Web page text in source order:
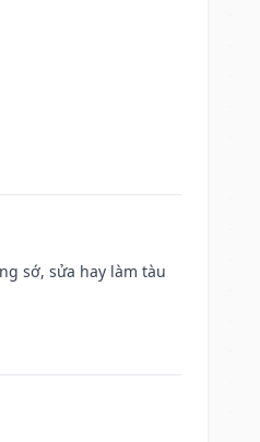
sớ, sửa hay làm tàu